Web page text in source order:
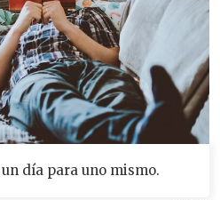
día para uno mismo.